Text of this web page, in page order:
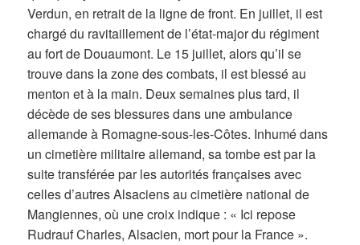
Verdun, en retrait de la ligne de front. En juillet, il est
chargé du ravitaillement de l’état-major du régiment
au fort de Douaumont. Le 15 juillet, alors qu’il se
trouve dans la zone des combats, il est blessé au
menton et à la main. Deux semaines plus tard, il
décède de ses blessures dans une ambulance
allemande à Romagne-sous-les-Côtes. Inhumé dans
un cimetière militaire allemand, sa tombe est par la
suite transférée par les autorités françaises avec
celles d’autres Alsaciens au cimetière national de
Mangiennes, où une croix indique : « Ici repose
Rudrauf Charles, Alsacien, mort pour la France ».